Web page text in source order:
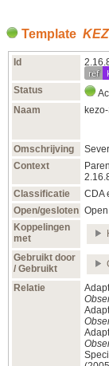
Template
Id
ref
Status
Naam
Omschrijving
Context
Classificatie
CDA
Open/gesloten
Koppelingen
met
Gebruikt door
/ Gebruikt
Relatie